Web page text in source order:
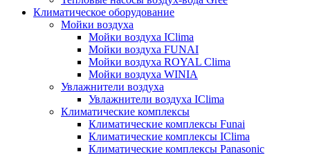
Климатическое оборудование
Мойки воздуха
Мойки воздуха IClima
Мойки воздуха FUNAI
Мойки воздуха ROYAL Clima
Мойки воздуха WINIA
Увлажнители воздуха
Увлажнители воздуха IClima
Климатические комплексы
Климатические комплексы Funai
Климатические комплексы IClima
Климатические комплексы Panasonic